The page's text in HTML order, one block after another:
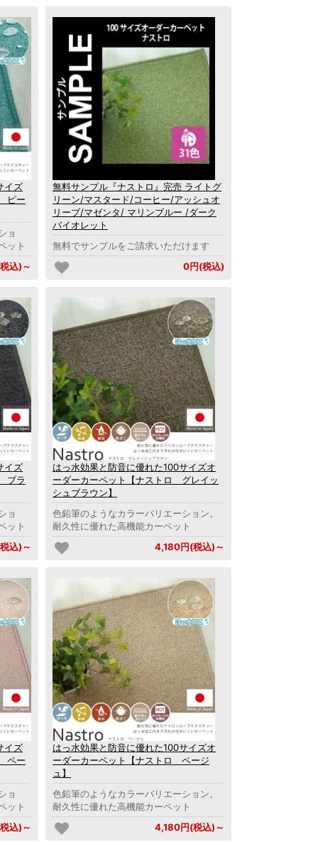
イズ
ピー
ョ
ット
込)～
無料サンプル『ナストロ』完売 ライトグ
リーン/マスタード/コーヒー/アッシュオ
リーブ/マゼンタ/ マリンブルー /ダーク
バイオレット
無料でサンプルをご請求いただけます
0円(税込)
イズ
ブラ
ョ
ット
込)～
はっ水効果と防音に優れた100サイズオ
ーダーカーペット【ナストロ グレイッ
シュブラウン】
色鉛筆のようなカラーバリエーション。
耐久性に優れた高機能カーペット
4,180円(税込)～
イズ
ペー
ョ
ット
込)～
はっ水効果と防音に優れた100サイズオ
ーダーカーペット【ナストロ ベージ
ュ】
色鉛筆のようなカラーバリエーション。
耐久性に優れた高機能カーペット
4,180円(税込)～